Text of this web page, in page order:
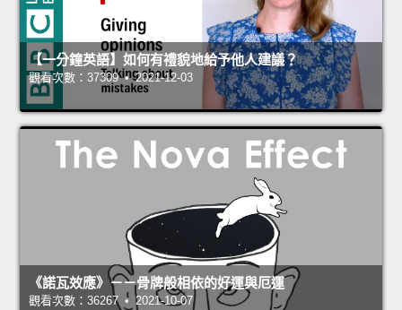
【一分鐘英語】如何有禮貌地給予他人建議？
觀看次數：37309 • 2021-12-03
《諾瓦效應》－－骨牌般相依的好運與厄運
觀看次數：36267 • 2021-10-07